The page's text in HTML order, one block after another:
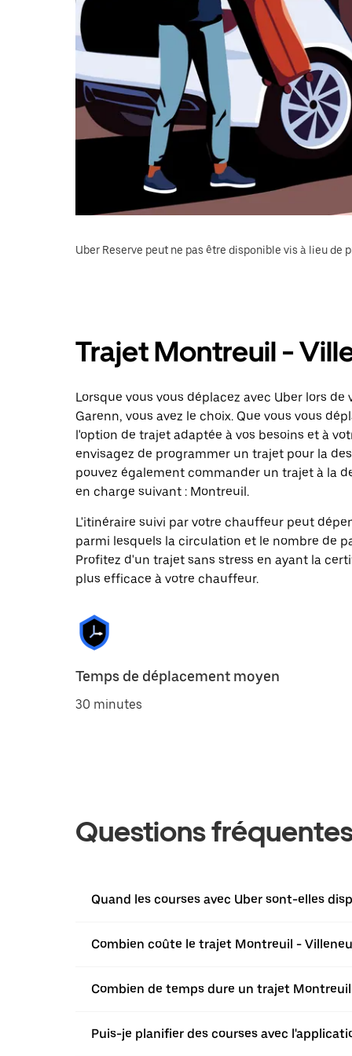
Uber Reserve peut ne pas être disponible vis à lieu de
Trajet Montreuil -
Lorsque vous vous déplacez avec Uber lors
Garenn, vous avez le choix. Que vous vous
l'option de trajet adaptée à vos besoins et à
envisagez de programmer un trajet pour la
pouvez également commander un trajet à la
en charge suivant : Montreuil.
L'itinéraire suivi par votre chauffeur peut
parmi lesquels la circulation et le nombre de
Profitez d'un trajet sans stress en ayant la
plus efficace à votre chauffeur.
Temps de déplacement moyen
30 minutes
Questions
Quand les courses avec Uber sont-elles
Combien coûte le trajet Montreuil -
Combien de temps dure un trajet
Puis-je planifier des courses avec